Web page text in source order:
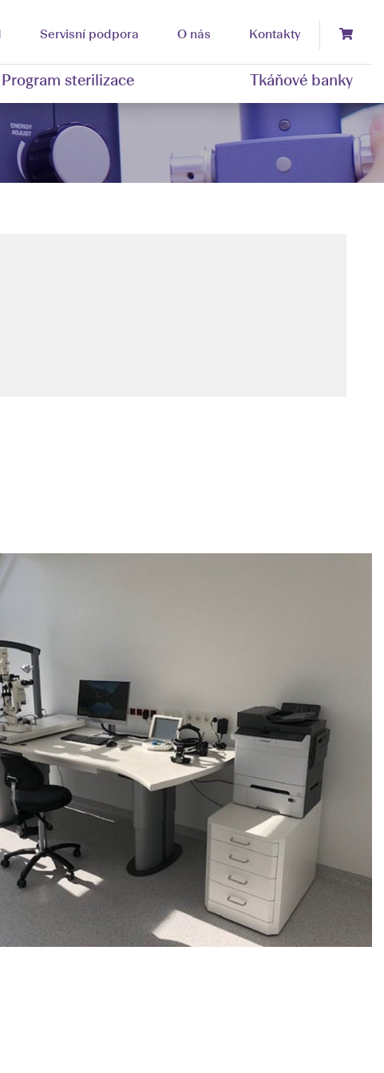
Servisní podpora O nás Kontakty
Program sterilizace Tkáňové banky